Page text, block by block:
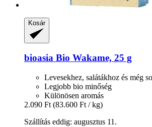
Kosár
bioasia Bio Wakame, 25 g
Levesekhez, salátákhoz és még
Legjobb bio minőség
Különösen aromás
2.090 Ft (83.600 Ft / kg)
Szállítás eddig: augusztus 11.